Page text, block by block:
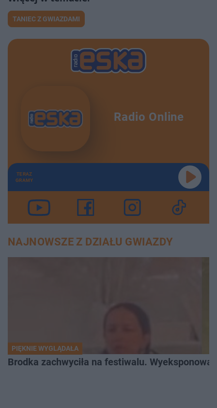
TANIEC Z GWIAZDAMI
Radio Online
TERAZ
GRAMY
NAJNOWSZE Z DZIAŁU GWIAZDY
PIĘKNIE WYGLĄDAŁA
Brodka zachwyciła na festiwalu.